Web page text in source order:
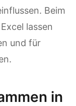
Beim
lassen
und für
in